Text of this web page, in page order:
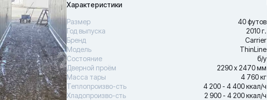
Характеристики
Размер
40 футов
Год выпуска
2010 г.
Бренд
Carrier
Модель
ThinLine
Состояние
б/у
Дверной проём
2290 х 2470 мм
Масса тары
4 760 кг
Теплопроизво-сть
4 200 - 4 400 ккал/ч
Хладопроизво-сть
2 900 - 4 200 ккал/ч